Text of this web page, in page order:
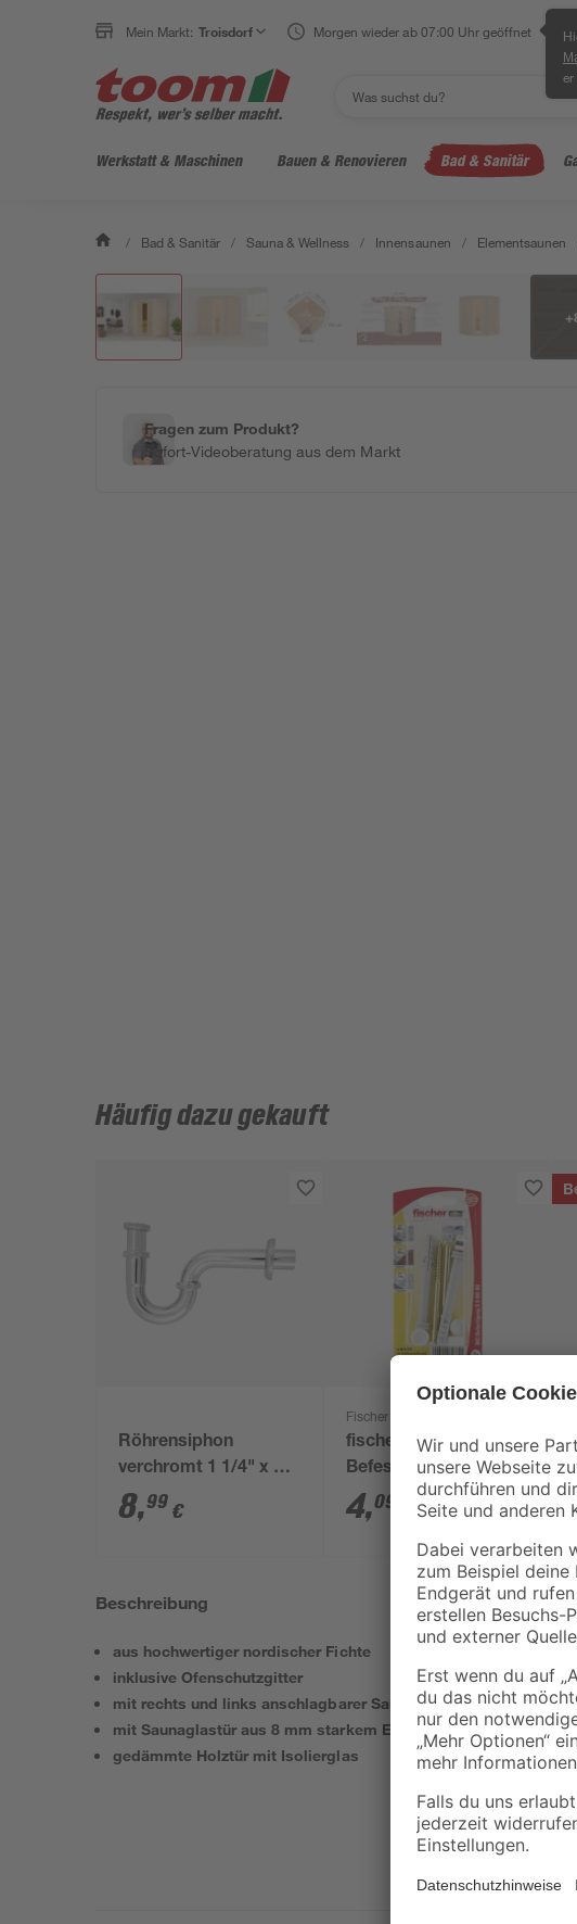
Mein Markt: Troisdorf Morgen wieder ab 07:00 Uhr geöffnet
er
Werkstatt & Maschinen Bauen & Renovieren Bad & Sanitär
/ Bad & Sanitär / Sauna & Wellness / Innensaunen / Elementsaunen
+
Fragen zum Produkt?
Sofort-Videoberatung aus dem Markt
Häufig dazu gekauft
Röhrensiphon
verchromt 1 1/4" x 32
mm
8,99 €
Fischer
fischer WC-
Befestigung S 8 RD
80 2 Stück
4,09
Beschreibung
aus hochwertiger nordischer Fichte
inklusive Ofenschutzgitter
mit rechts und links anschlagbarer Saunatür
mit Saunaglastür aus 8 mm starkem
gedämmte Holztür mit Isolierglas